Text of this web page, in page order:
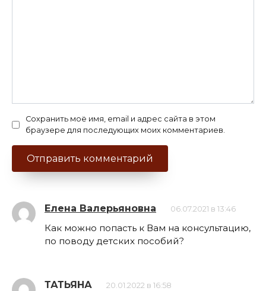
Сохранить моё имя, email и адрес сайта в этом
браузере для последующих моих комментариев.
Елена Валерьяновна 06.07.2021 в 13:46
Как можно попасть к Вам на консультацию,
по поводу детских пособий?
ТАТЬЯНА 20.01.2022 в 16:58